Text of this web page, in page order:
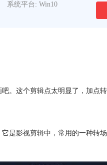
系统平台: Win10
。这个剪辑点太明显了，加点
是影视剪辑中，常用的一种转